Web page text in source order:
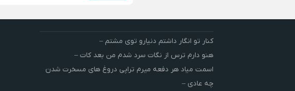
کنار تو انگار داشتم دنیارو توی مشتم –
هنو دارم ترس از نگات سرد شدم من بعد کات –
اسمت میاد هر دفعه میرم تراپی دروغ‌ های مسخرت شدن
چه عادی –